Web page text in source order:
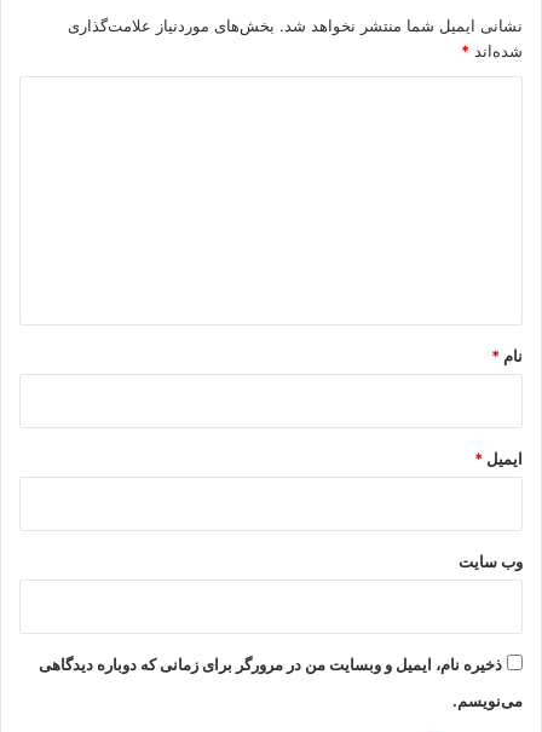
نشانی ایمیل شما منتشر نخواهد شد. بخش‌های موردنیاز علامت‌گذاری
شده‌اند *
نام *
ایمیل *
وب‌ سایت
ذخیره نام، ایمیل و وبسایت من در مرورگر برای زمانی که دوباره دیدگاهی
می‌نویسم.